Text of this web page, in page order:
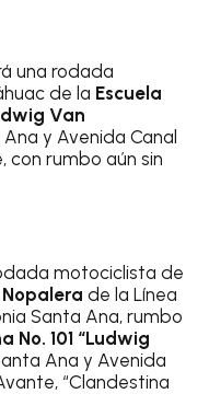
una rodada
de la Escuela
Van
y Avenida Canal
con rumbo aún sin
motociclista de
de la Línea
Santa Ana, rumbo
No. 101 “Ludwig
Ana y Avenida
“Clandestina